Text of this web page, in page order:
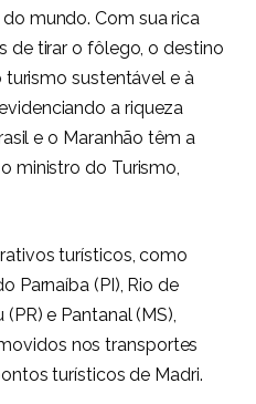
mundo. Com sua rica
de tirar o fôlego, o destino
sustentável e à
a riqueza
e o Maranhão têm a
ministro do Turismo,
turísticos, como
Parnaíba (PI), Rio de
e Pantanal (MS),
nos transportes
turísticos de Madri.